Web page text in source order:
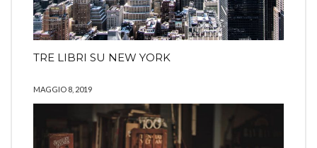
TRE LIBRI SU NEW YORK
MAGGIO 8, 2019